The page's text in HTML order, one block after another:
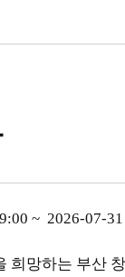
~ 2026-07-
희망하는 부산